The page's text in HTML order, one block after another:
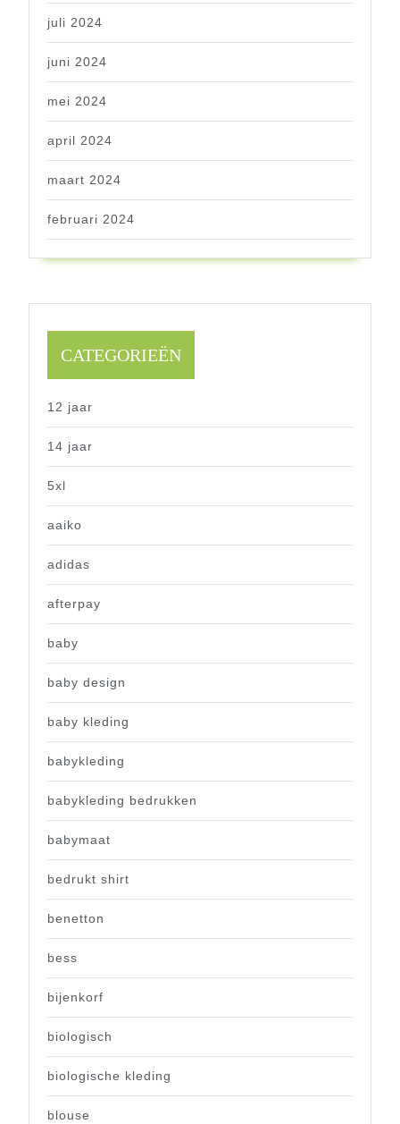
juli 2024
juni 2024
mei 2024
april 2024
maart 2024
februari 2024
CATEGORIEËN
12 jaar
14 jaar
5xl
aaiko
adidas
afterpay
baby
baby design
baby kleding
babykleding
babykleding bedrukken
babymaat
bedrukt shirt
benetton
bess
bijenkorf
biologisch
biologische kleding
blouse